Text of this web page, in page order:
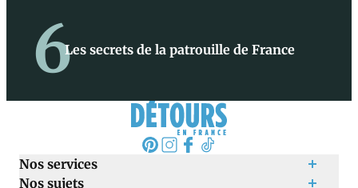
6Les secrets de la patrouille de France
Nos services
Nos sujets